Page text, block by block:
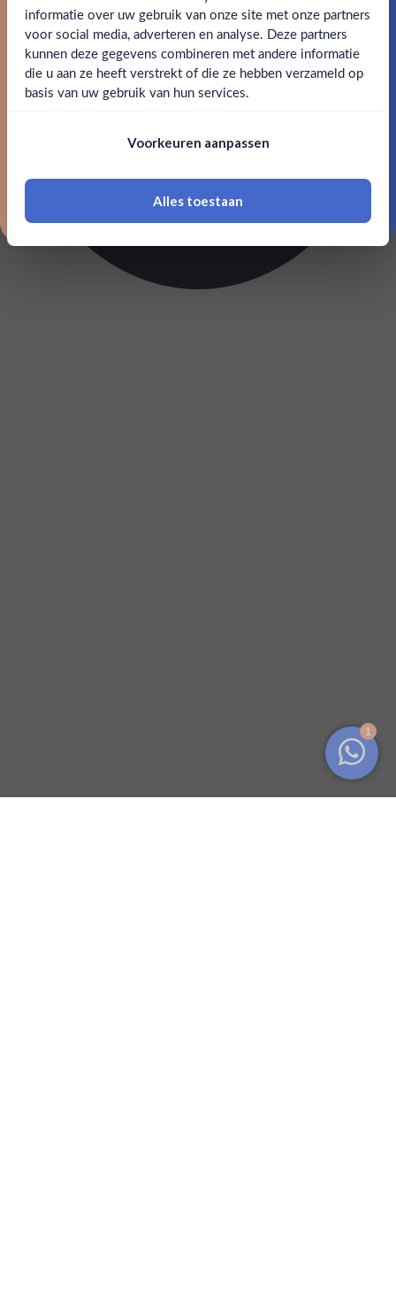
Ben jij 18 jaar of ouder?
Ja Nee
18 jaar of ouder zijn
informatie over uw gebruik van onze site met onze partners
voor social media, adverteren en analyse. Deze partners
kunnen deze gegevens combineren met andere informatie
die u aan ze heeft verstrekt of die ze hebben verzameld op
basis van uw gebruik van hun services.
Voorkeuren aanpassen
Alles toestaan
Claim mijn korting